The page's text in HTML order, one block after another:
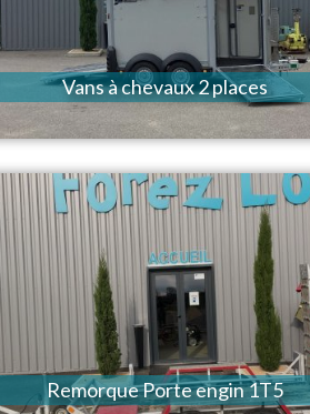
Vans à chevaux 2 places
Remorque Porte engin 1T5